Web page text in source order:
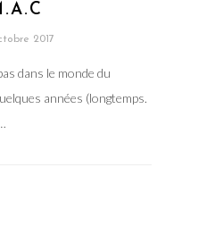
2017
dans le monde du
années (longtemps.